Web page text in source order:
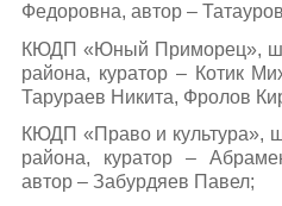
Федоровна, автор –
КЮДП «Юный Приморец»,
района, куратор – Котик
Тарураев Никита, Фролов
КЮДП «Право и культура»,
района, куратор –
автор – Забурдяев Павел;